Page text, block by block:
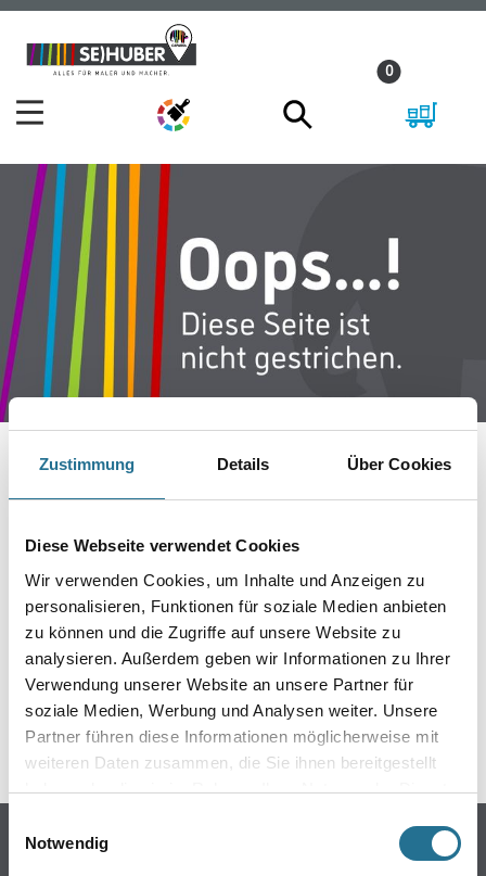
Zustimmung Details Über Cookies
Diese Webseite verwendet Cookies
Wir verwenden Cookies, um Inhalte und Anzeigen zu
personalisieren, Funktionen für soziale Medien anbieten
zu können und die Zugriffe auf unsere Website zu
analysieren. Außerdem geben wir Informationen zu Ihrer
Verwendung unserer Website an unsere Partner für
soziale Medien, Werbung und Analysen weiter. Unsere
Partner führen diese Informationen möglicherweise mit
weiteren Daten zusammen, die Sie ihnen bereitgestellt
haben oder die sie im Rahmen Ihrer Nutzung der Dienste
Notwendig
Zum
Inhalt
Zum
Navigationsmenü
0
EIN KLEINER ZWISCHENFALL
IST AUFGETRETEN
Keine Sorge, wir pinseln schon an der Lösung und
werden das Problem so schnell wie möglich beheben.
Erkunden Sie in der Zwischenzeit unseren Online-Shop
und lassen Sie sich inspirieren.
ZURÜCK ZUM ONLINE-SHOP
Online-Shop